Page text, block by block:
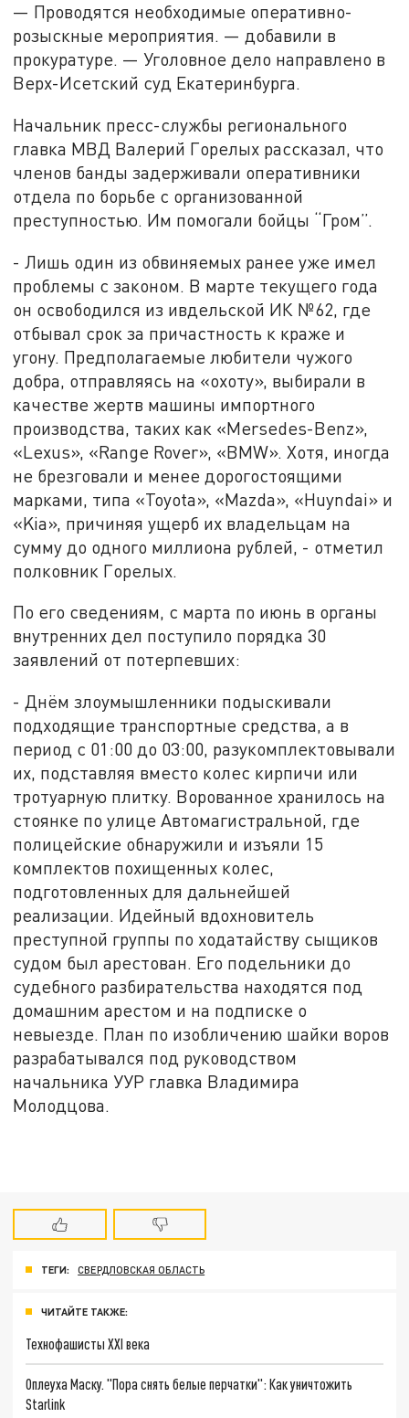
— Проводятся необходимые оперативно-
розыскные мероприятия. — добавили в
прокуратуре. — Уголовное дело направлено в
Верх-Исетский суд Екатеринбурга.
Начальник пресс-службы регионального
главка МВД Валерий Горелых рассказал, что
членов банды задерживали оперативники
отдела по борьбе с организованной
преступностью. Им помогали бойцы “Гром”.
- Лишь один из обвиняемых ранее уже имел
проблемы с законом. В марте текущего года
он освободился из ивдельской ИК №62, где
отбывал срок за причастность к краже и
угону. Предполагаемые любители чужого
добра, отправляясь на «охоту», выбирали в
качестве жертв машины импортного
производства, таких как «Mersedes-Benz»,
«Lexus», «Range Rover», «BMW». Хотя, иногда
не брезговали и менее дорогостоящими
марками, типа «Toyota», «Mazda», «Huyndai» и
«Kia», причиняя ущерб их владельцам на
сумму до одного миллиона рублей, - отметил
полковник Горелых.
По его сведениям, с марта по июнь в органы
внутренних дел поступило порядка 30
заявлений от потерпевших:
- Днём злоумышленники подыскивали
подходящие транспортные средства, а в
период с 01:00 до 03:00, разукомплектовывали
их, подставляя вместо колес кирпичи или
тротуарную плитку. Ворованное хранилось на
стоянке по улице Автомагистральной, где
полицейские обнаружили и изъяли 15
комплектов похищенных колес,
подготовленных для дальнейшей
реализации. Идейный вдохновитель
преступной группы по ходатайству сыщиков
судом был арестован. Его подельники до
судебного разбирательства находятся под
домашним арестом и на подписке о
невыезде. План по изобличению шайки воров
разрабатывался под руководством
начальника УУР главка Владимира
Молодцова.
ТЕГИ: СВЕРДЛОВСКАЯ ОБЛАСТЬ
ЧИТАЙТЕ ТАКЖЕ:
Технофашисты XXI века
Оплеуха Маску. "Пора снять белые перчатки": Как уничтожить
Starlink